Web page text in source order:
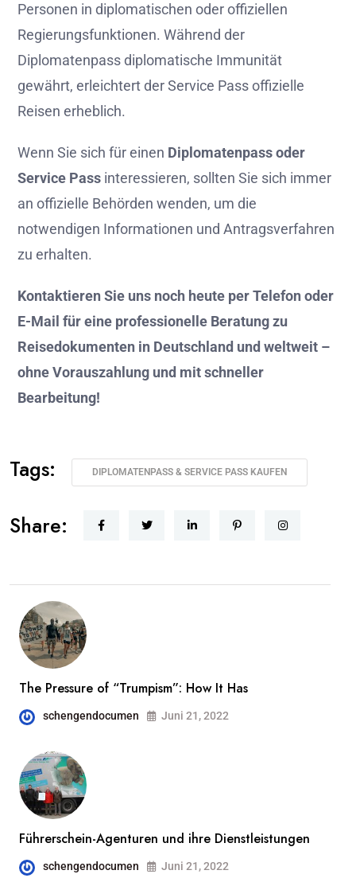
Personen in diplomatischen oder offiziellen
Regierungsfunktionen. Während der
Diplomatenpass diplomatische Immunität
gewährt, erleichtert der Service Pass offizielle
Reisen erheblich.
Wenn Sie sich für einen Diplomatenpass oder
Service Pass interessieren, sollten Sie sich immer
an offizielle Behörden wenden, um die
notwendigen Informationen und Antragsverfahren
zu erhalten.
Kontaktieren Sie uns noch heute per Telefon oder
E-Mail für eine professionelle Beratung zu
Reisedokumenten in Deutschland und weltweit –
ohne Vorauszahlung und mit schneller
Bearbeitung!
Tags: DIPLOMATENPASS & SERVICE PASS KAUFEN
Share:
The Pressure of “Trumpism”: How It Has
schengendocumen Juni 21, 2022
Führerschein-Agenturen und ihre Dienstleistungen
schengendocumen Juni 21, 2022